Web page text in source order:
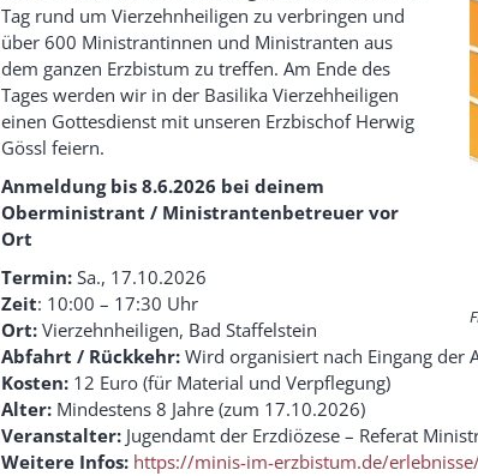
Tag rund um Vierzehnheiligen zu verbringen und
über 600 Ministrantinnen und Ministranten aus
dem ganzen Erzbistum zu treffen. Am Ende des
Tages werden wir in der Basilika Vierzehheiligen
einen Gottesdienst mit unseren Erzbischof Herwig
Gössl feiern.
Anmeldung bis 8.6.2026 bei deinem
Oberministrant / Ministrantenbetreuer vor
Ort
Termin: Sa., 17.10.2026
Zeit: 10:00 – 17:30 Uhr
Ort: Vierzehnheiligen, Bad Staffelstein
Abfahrt / Rückkehr: Wird organisiert nach Eingang der
Kosten: 12 Euro (für Material und Verpflegung)
Alter: Mindestens 8 Jahre (zum 17.10.2026)
Veranstalter: Jugendamt der Erzdiözese – Referat
Weitere Infos: https://minis-im-erzbistum.de/